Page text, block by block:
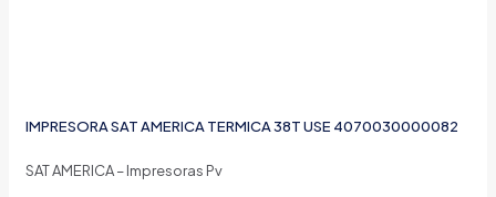
IMPRESORA SAT AMERICA TERMICA 38T USE 4070030000082
SAT AMERICA – Impresoras Pv